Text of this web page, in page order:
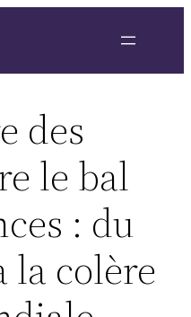
des
le bal
: du
la colère